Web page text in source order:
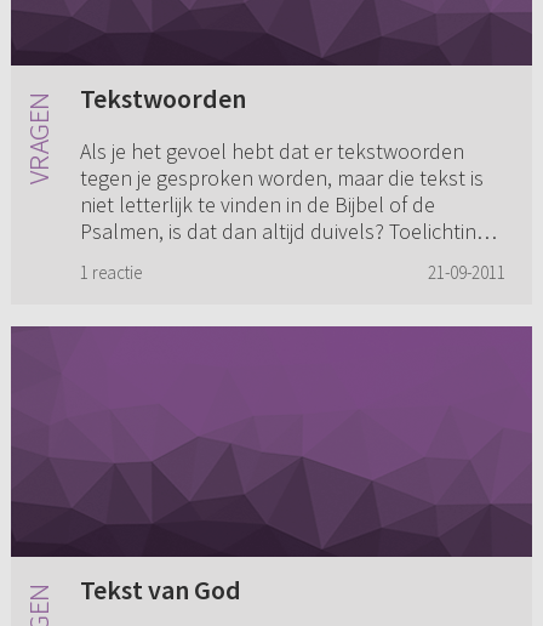
Tekstwoorden
Als je het gevoel hebt dat er tekstwoorden
tegen je gesproken worden, maar die tekst is
niet letterlijk te vinden in de Bijbel of de
Psalmen, is dat dan altijd duivels? Toelichting:
1 reactie 21-09-2011
Tekst van God